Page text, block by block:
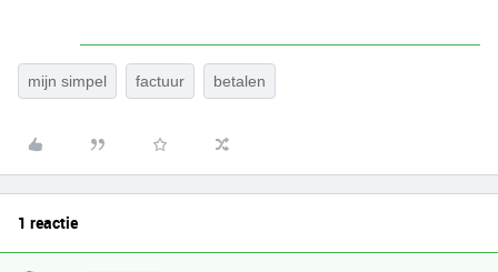
mijn simpel factuur betalen
1 reactie